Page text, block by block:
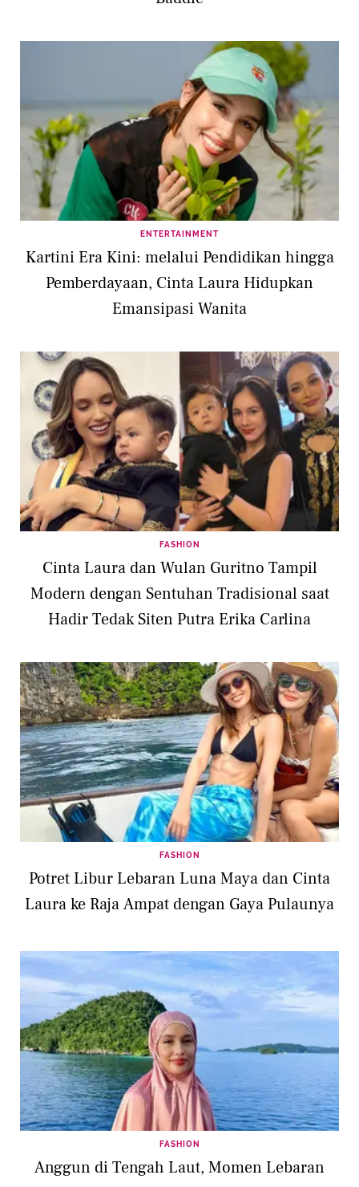
ENTERTAINMENT
Kartini Era Kini: melalui Pendidikan hingga
Pemberdayaan, Cinta Laura Hidupkan
Emansipasi Wanita
FASHION
Cinta Laura dan Wulan Guritno Tampil
Modern dengan Sentuhan Tradisional saat
Hadir Tedak Siten Putra Erika Carlina
FASHION
Potret Libur Lebaran Luna Maya dan Cinta
Laura ke Raja Ampat dengan Gaya Pulaunya
FASHION
Anggun di Tengah Laut, Momen Lebaran